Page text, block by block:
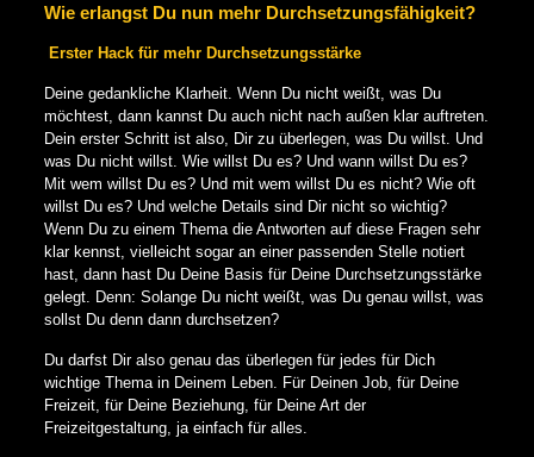
Wie erlangst Du nun mehr Durchsetzungsfähigkeit?
Erster Hack für mehr Durchsetzungsstärke
Deine gedankliche Klarheit. Wenn Du nicht weißt, was Du
möchtest, dann kannst Du auch nicht nach außen klar auftreten.
Dein erster Schritt ist also, Dir zu überlegen, was Du willst. Und
was Du nicht willst. Wie willst Du es? Und wann willst Du es?
Mit wem willst Du es? Und mit wem willst Du es nicht? Wie oft
willst Du es? Und welche Details sind Dir nicht so wichtig?
Wenn Du zu einem Thema die Antworten auf diese Fragen sehr
klar kennst, vielleicht sogar an einer passenden Stelle notiert
hast, dann hast Du Deine Basis für Deine Durchsetzungsstärke
gelegt. Denn: Solange Du nicht weißt, was Du genau willst, was
sollst Du denn dann durchsetzen?
Du darfst Dir also genau das überlegen für jedes für Dich
wichtige Thema in Deinem Leben. Für Deinen Job, für Deine
Freizeit, für Deine Beziehung, für Deine Art der
Freizeitgestaltung, ja einfach für alles.